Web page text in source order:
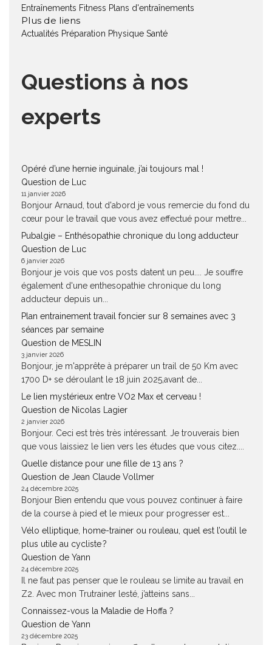
Entraînements Fitness Plans d'entraînements
Plus de liens
Actualités Préparation Physique Santé
Questions à nos
experts
Opéré d’une hernie inguinale, j’ai toujours mal !
Question de Luc
11 janvier 2026
Bonjour Arnaud, tout d'abord je vous remercie du fond du
cœur pour le travail que vous avez effectué pour mettre...
Pubalgie – Enthésopathie chronique du long adducteur
Question de Luc
6 janvier 2026
Bonjour je vois que vos posts datent un peu.... Je souffre
également d'une enthesopathie chronique du long
adducteur depuis un...
Plan entrainement travail foncier sur 8 semaines avec 3
séances par semaine
Question de MESLIN
3 janvier 2026
Bonjour, je m'apprête à préparer un trail de 50 Km avec
1700 D+ se déroulant le 18 juin 2025,avant de...
Le lien mystérieux entre VO2 Max et cerveau !
Question de Nicolas Lagier
2 janvier 2026
Bonjour. Ceci est très très intéressant. Je trouverais bien
que vous laissiez le lien vers les études que vous citez....
Quelle distance pour une fille de 13 ans ?
Question de Jean Claude Vollmer
24 décembre 2025
Bonjour Bien entendu que vous pouvez continuer à faire
de la course à pied et le mieux pour progresser est...
Vélo elliptique, home-trainer ou rouleau, quel est l’outil le
plus utile au cycliste ?
Question de Yann
24 décembre 2025
Il ne faut pas penser que le rouleau se limite au travail en
Z2. Avec mon Trutrainer lesté, j’atteins sans...
Connaissez-vous la Maladie de Hoffa ?
Question de Yann
23 décembre 2025